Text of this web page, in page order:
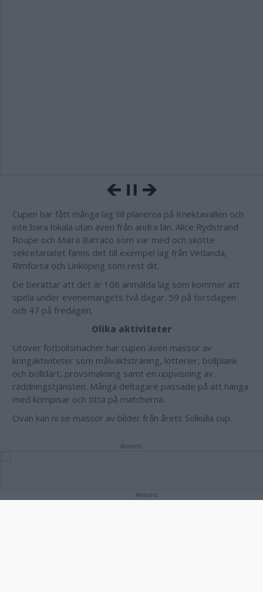
Cupen har fått många lag till planerna på Knektavallen och
inte bara lokala utan även från andra län. Alice Rydstrand
Roupe och Maira Barraco som var med och skötte
sekretariatet fanns det till exempel lag från Vetlanda,
Rimforsa och Linköping som rest dit.
De berättar att det är 106 anmälda lag som kommer att
spela under evenemangets två dagar. 59 på torsdagen
och 47 på fredagen.
Olika aktiviteter
Utöver fotbollsmacher har cupen även massor av
kringaktiviteter som målvaktsträning, lotterier, bollplank
och bolldart, provsmakning samt en uppvisning av
räddningstjänsten. Många deltagare passade på att hänga
med kompisar och titta på matcherna.
Ovan kan ni se massor av bilder från årets Solkulla cup.
Annons:
Annons: